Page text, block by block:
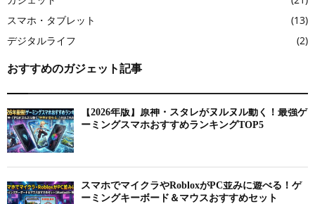
スマホ・タブレット
(13)
デジタルライフ
(2)
おすすめのガジェット記事
【2026年版】原神・スタレがヌルヌル動く！最強ゲ
ーミングスマホおすすめランキングTOP5
スマホでマイクラやRobloxがPC並みに遊べる！ゲ
ーミングキーボード＆マウスおすすめセット